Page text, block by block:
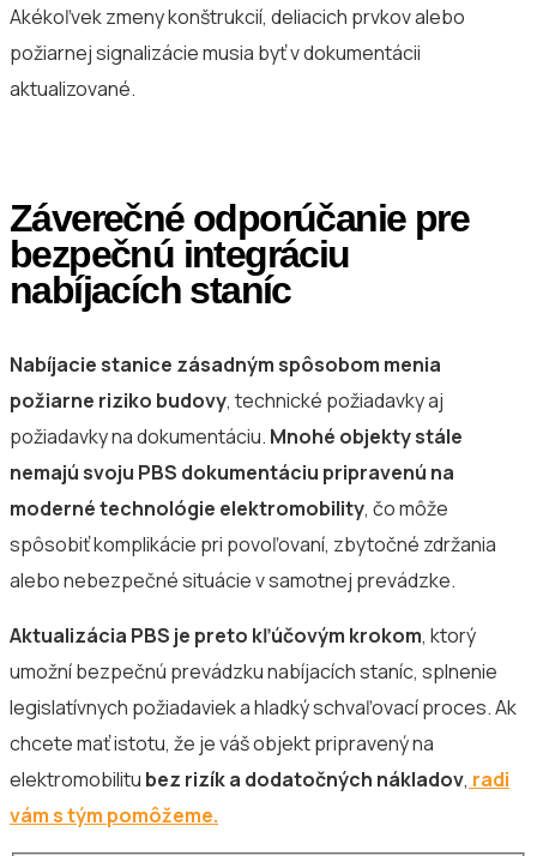
Akékoľvek zmeny konštrukcií, deliacich prvkov alebo
požiarnej signalizácie musia byť v dokumentácii
aktualizované.
Záverečné odporúčanie pre
bezpečnú integráciu
nabíjacích staníc
Nabíjacie stanice zásadným spôsobom menia
požiarne riziko budovy, technické požiadavky aj
požiadavky na dokumentáciu. Mnohé objekty stále
nemajú svoju PBS dokumentáciu pripravenú na
moderné technológie elektromobility, čo môže
spôsobiť komplikácie pri povoľovaní, zbytočné zdržania
alebo nebezpečné situácie v samotnej prevádzke.
Aktualizácia PBS je preto kľúčovým krokom, ktorý
umožní bezpečnú prevádzku nabíjacích staníc, splnenie
legislatívnych požiadaviek a hladký schvaľovací proces. Ak
chcete mať istotu, že je váš objekt pripravený na
elektromobilitu bez rizík a dodatočných nákladov, radi
vám s tým pomôžeme.